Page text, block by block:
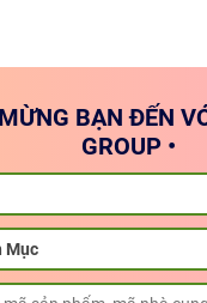
BẠN ĐẾN
GROUP •
Mục